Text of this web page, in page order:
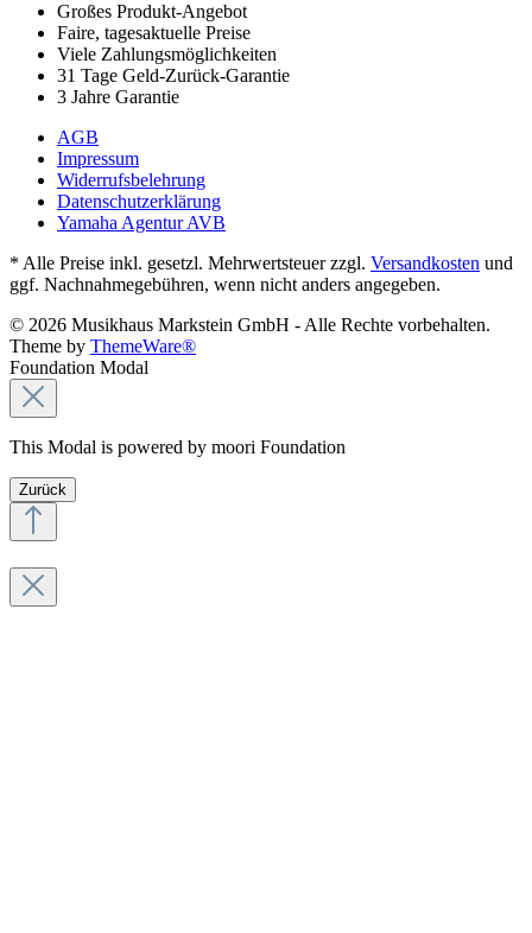
Großes Produkt-Angebot
Faire, tagesaktuelle Preise
Viele Zahlungsmöglichkeiten
31 Tage Geld-Zurück-Garantie
3 Jahre Garantie
AGB
Impressum
Widerrufsbelehrung
Datenschutzerklärung
Yamaha Agentur AVB
* Alle Preise inkl. gesetzl. Mehrwertsteuer zzgl. Versandkosten und
ggf. Nachnahmegebühren, wenn nicht anders angegeben.
© 2026 Musikhaus Markstein GmbH - Alle Rechte vorbehalten.
Theme by ThemeWare®
Foundation Modal
This Modal is powered by moori Foundation
Zurück